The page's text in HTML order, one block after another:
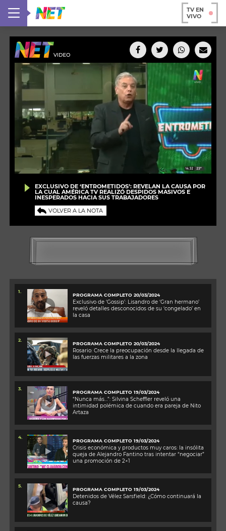
TV EN
VIVO
EXCLUSIVO DE ‘ENTROMETIDOS’: REVELAN LA CAUSA POR
LA CUAL AMÉRICA TV REALIZÓ DESPIDOS MASIVOS E
INESPERADOS HACIA SUS TRABAJADORES
VOLVER A LA NOTA
1.
PROGRAMA COMPLETO 20/03/2024
Exclusivo de ‘Gossip’: Lisandro de ‘Gran hermano’
reveló detalles desconocidos de su ‘congelado’ en
la casa
2.
PROGRAMA COMPLETO 20/03/2024
Rosario: Crece la preocupación desde la llegada de
las fuerzas militares a la zona
3.
PROGRAMA COMPLETO 19/03/2024
“Nunca más…”: Silvina Scheffler reveló una
intimidad polémica de cuando era pareja de Nito
Artaza
4.
PROGRAMA COMPLETO 19/03/2024
Crisis económica y productos muy caros: la insólita
queja de Alejandro Fantino tras intentar “negociar”
una promoción de 2×1
5.
PROGRAMA COMPLETO 19/03/2024
Detenidos de Vélez Sarsfield: ¿Cómo continuará la
causa?